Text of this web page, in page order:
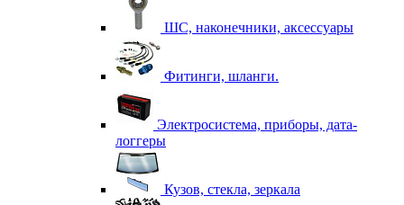
ШС, наконечники, аксессуары
Фитинги, шланги.
Электросистема, приборы, дата-
логгеры
Кузов, стекла, зеркала